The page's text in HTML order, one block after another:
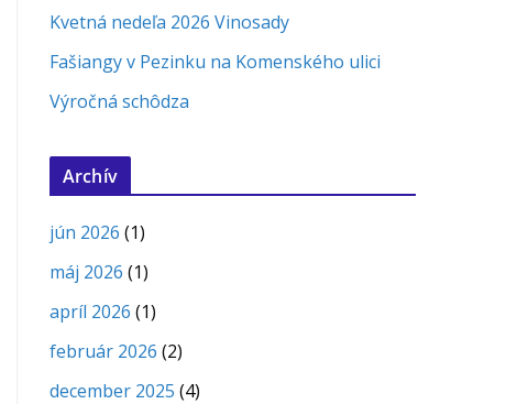
Kvetná nedeľa 2026 Vinosady
Fašiangy v Pezinku na Komenského ulici
Výročná schôdza
Archív
jún 2026 (1)
máj 2026 (1)
apríl 2026 (1)
február 2026 (2)
december 2025 (4)